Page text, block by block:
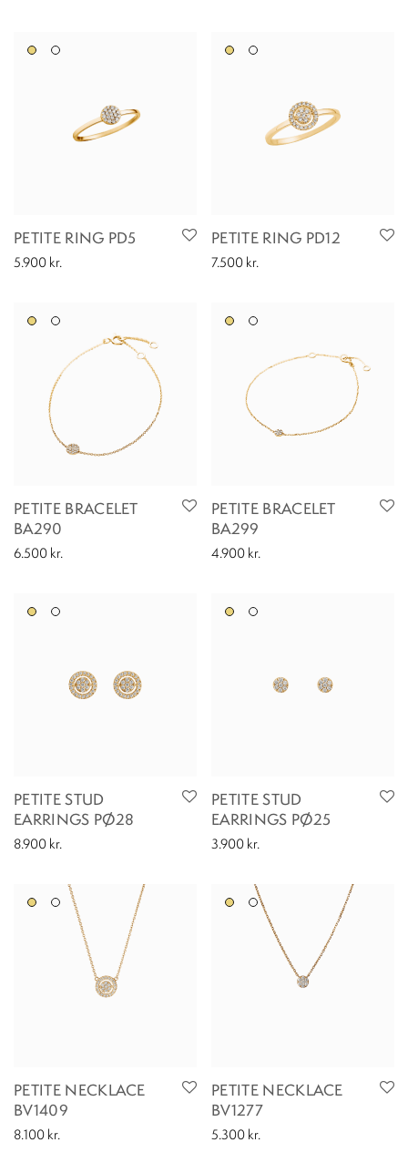
PETITE RING PD5
5.900 kr.
PETITE RING PD12
7.500 kr.
PETITE BRACELET
BA290
6.500 kr.
PETITE BRACELET
BA299
4.900 kr.
PETITE STUD
EARRINGS PØ28
8.900 kr.
PETITE STUD
EARRINGS PØ25
3.900 kr.
PETITE NECKLACE
BV1409
8.100 kr.
PETITE NECKLACE
BV1277
5.300 kr.